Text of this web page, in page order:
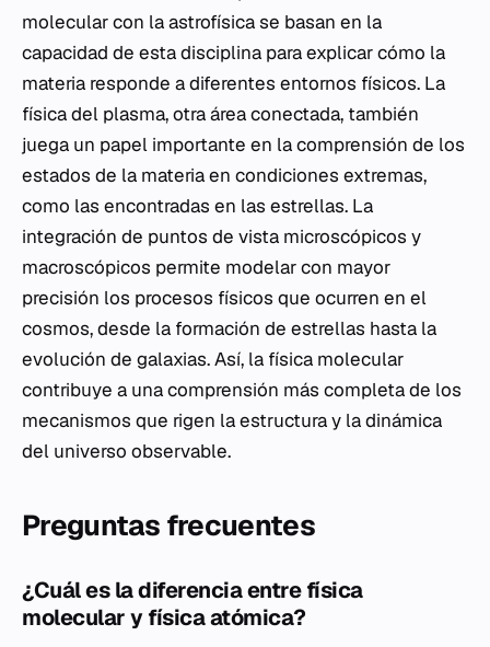
molecular con la astrofísica se basan en la
capacidad de esta disciplina para explicar cómo la
materia responde a diferentes entornos físicos. La
física del plasma, otra área conectada, también
juega un papel importante en la comprensión de los
estados de la materia en condiciones extremas,
como las encontradas en las estrellas. La
integración de puntos de vista microscópicos y
macroscópicos permite modelar con mayor
precisión los procesos físicos que ocurren en el
cosmos, desde la formación de estrellas hasta la
evolución de galaxias. Así, la física molecular
contribuye a una comprensión más completa de los
mecanismos que rigen la estructura y la dinámica
del universo observable.
Preguntas frecuentes
¿Cuál es la diferencia entre física
molecular y física atómica?